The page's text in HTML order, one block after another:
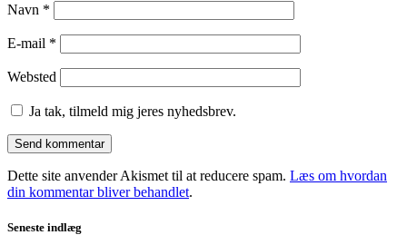
Navn *
E-mail *
Websted
Ja tak, tilmeld mig jeres nyhedsbrev.
Dette site anvender Akismet til at reducere spam. Læs om hvordan
din kommentar bliver behandlet.
Seneste indlæg